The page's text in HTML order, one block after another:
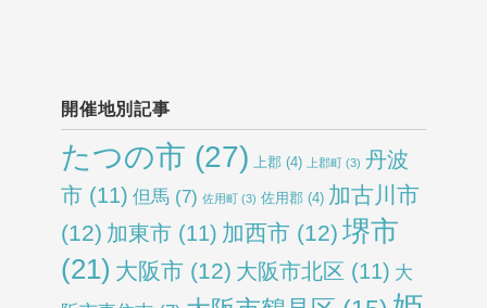
開催地別記事
たつの市 (27) 上郡 (4) 上郡町 (3) 丹波
市 (11) 但馬 (7) 佐用町 (3) 佐用郡 (4) 加古川市
(12) 加東市 (11) 加西市 (12) 堺市
(21) 大阪市 (12) 大阪市北区 (11) 大